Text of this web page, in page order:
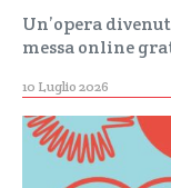
Un’opera
messa online
10 Luglio 2026